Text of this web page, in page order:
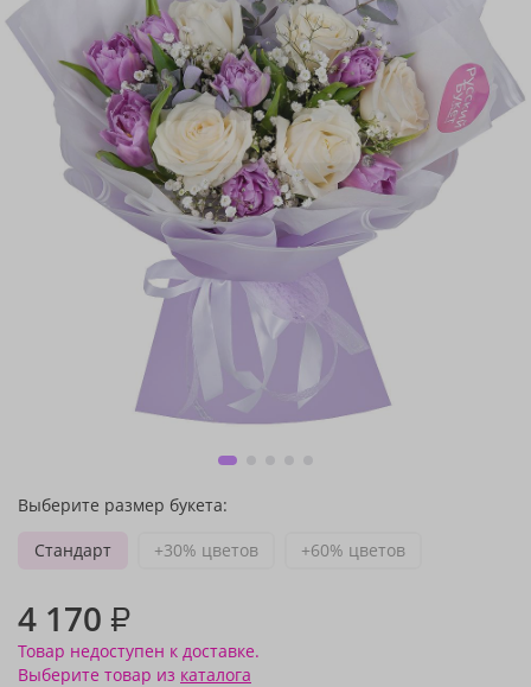
Выберите размер букета:
Стандарт
+30% цветов +60% цветов
4 170 ₽
Товар недоступен к доставке.
Выберите товар из каталога